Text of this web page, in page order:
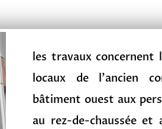
les travaux concernent
locaux de l’ancien
bâtiment ouest aux
au rez-de-chaussée